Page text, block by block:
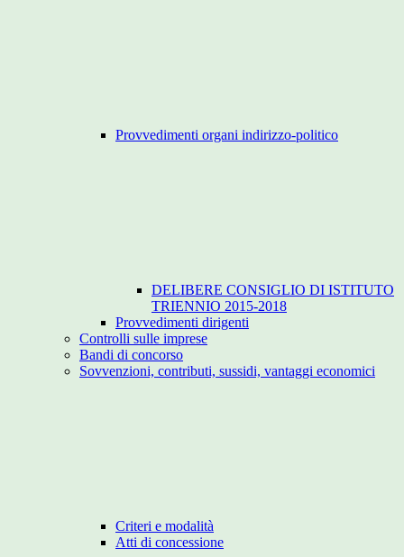
Provvedimenti organi indirizzo-politico
DELIBERE CONSIGLIO DI ISTITUTO
TRIENNIO 2015-2018
Provvedimenti dirigenti
Controlli sulle imprese
Bandi di concorso
Sovvenzioni, contributi, sussidi, vantaggi economici
Criteri e modalità
Atti di concessione